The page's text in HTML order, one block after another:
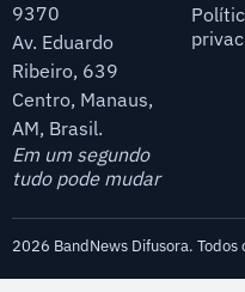
9370
Av. Eduardo
Ribeiro, 639
Centro, Manaus,
AM, Brasil.
Em um segundo
tudo pode mudar
2026 BandNews Difusora.